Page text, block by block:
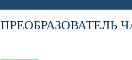
ПРЕОБРАЗОВАТЕЛЬ